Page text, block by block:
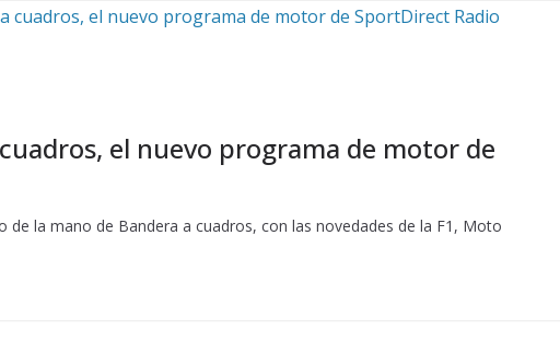
el nuevo programa de motor de
de la mano de Bandera a cuadros, con las novedades de la F1, Moto